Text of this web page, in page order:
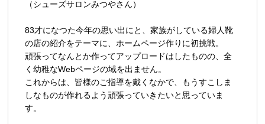
（シューズサロンみつやさん）
83才になつた今年の思い出にと、家族がしている婦人靴
の店の紹介をテーマに、ホームページ作りに初挑戦。
頑張ってなんとか作ってアップロードはしたものの、全
く幼稚なWebページの域を出ません。
これからは、皆様のご指導を戴くなかで、もうすこしま
しなものが作れるよう頑張っていきたいと思っていま
す。